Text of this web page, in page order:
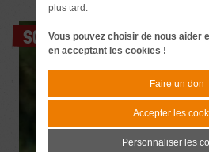
SOS
plus tard.
Vous pouvez choisir de nous aider
en acceptant les cookies !
Faire un don
Accepter les
Personnaliser les